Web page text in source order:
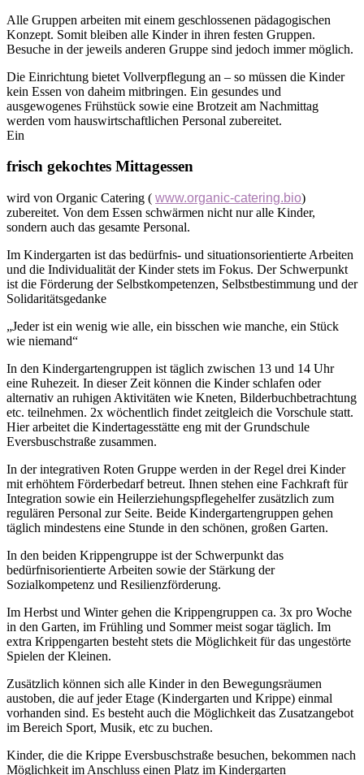
Alle Gruppen arbeiten mit einem geschlossenen pädagogischen
Konzept. Somit bleiben alle Kinder in ihren festen Gruppen.
Besuche in der jeweils anderen Gruppe sind jedoch immer möglich.
Die Einrichtung bietet Vollverpflegung an – so müssen die Kinder
kein Essen von daheim mitbringen. Ein gesundes und
ausgewogenes Frühstück sowie eine Brotzeit am Nachmittag
werden vom hauswirtschaftlichen Personal zubereitet.
Ein
frisch gekochtes Mittagessen
wird von Organic Catering ( www.organic-catering.bio)
zubereitet. Von dem Essen schwärmen nicht nur alle Kinder,
sondern auch das gesamte Personal.
Im Kindergarten ist das bedürfnis- und situationsorientierte Arbeiten
und die Individualität der Kinder stets im Fokus. Der Schwerpunkt
ist die Förderung der Selbstkompetenzen, Selbstbestimmung und der
Solidaritätsgedanke
„Jeder ist ein wenig wie alle, ein bisschen wie manche, ein Stück
wie niemand“
In den Kindergartengruppen ist täglich zwischen 13 und 14 Uhr
eine Ruhezeit. In dieser Zeit können die Kinder schlafen oder
alternativ an ruhigen Aktivitäten wie Kneten, Bilderbuchbetrachtung
etc. teilnehmen. 2x wöchentlich findet zeitgleich die Vorschule statt.
Hier arbeitet die Kindertagesstätte eng mit der Grundschule
Eversbuschstraße zusammen.
In der integrativen Roten Gruppe werden in der Regel drei Kinder
mit erhöhtem Förderbedarf betreut. Ihnen stehen eine Fachkraft für
Integration sowie ein Heilerziehungspflegehelfer zusätzlich zum
regulären Personal zur Seite. Beide Kindergartengruppen gehen
täglich mindestens eine Stunde in den schönen, großen Garten.
In den beiden Krippengruppe ist der Schwerpunkt das
bedürfnisorientierte Arbeiten sowie der Stärkung der
Sozialkompetenz und Resilienzförderung.
Im Herbst und Winter gehen die Krippengruppen ca. 3x pro Woche
in den Garten, im Frühling und Sommer meist sogar täglich. Im
extra Krippengarten besteht stets die Möglichkeit für das ungestörte
Spielen der Kleinen.
Zusätzlich können sich alle Kinder in den Bewegungsräumen
austoben, die auf jeder Etage (Kindergarten und Krippe) einmal
vorhanden sind. Es besteht auch die Möglichkeit das Zusatzangebot
im Bereich Sport, Musik, etc zu buchen.
Kinder, die die Krippe Eversbuschstraße besuchen, bekommen nach
Möglichkeit im Anschluss einen Platz im Kindergarten